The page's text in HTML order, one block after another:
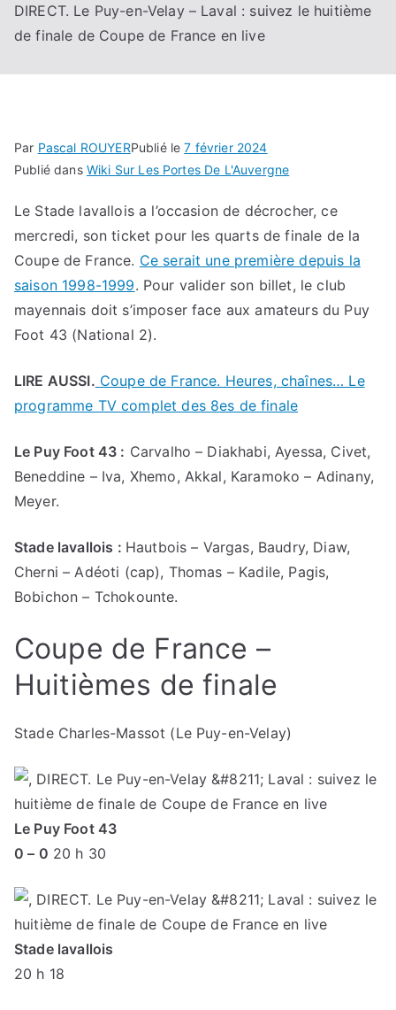
DIRECT. Le Puy-en-Velay – Laval : suivez le huitième
de finale de Coupe de France en live
Par Pascal ROUYERPublié le7 février 2024
Publié dans Wiki Sur Les Portes De L'Auvergne
Le Stade lavallois a l’occasion de décrocher, ce
mercredi, son ticket pour les quarts de finale de la
Coupe de France. Ce serait une première depuis la
saison 1998-1999. Pour valider son billet, le club
mayennais doit s’imposer face aux amateurs du Puy
Foot 43 (National 2).
LIRE AUSSI. Coupe de France. Heures, chaînes… Le
programme TV complet des 8es de finale
Le Puy Foot 43 : Carvalho – Diakhabi, Ayessa, Civet,
Beneddine – Iva, Xhemo, Akkal, Karamoko – Adinany,
Meyer.
Stade lavallois : Hautbois – Vargas, Baudry, Diaw,
Cherni – Adéoti (cap), Thomas – Kadile, Pagis,
Bobichon – Tchokounte.
Coupe de France –
Huitièmes de finale
Stade Charles-Massot (Le Puy-en-Velay)
Le Puy Foot 43
0 – 0 20 h 30
Stade lavallois
20 h 18